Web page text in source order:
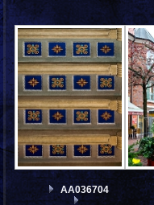
AA036704